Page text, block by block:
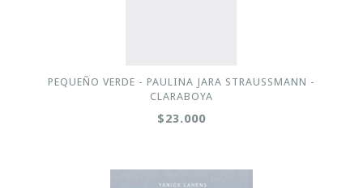
PEQUEÑO VERDE - PAULINA JARA STRAUSSMANN -
CLARABOYA
$23.000